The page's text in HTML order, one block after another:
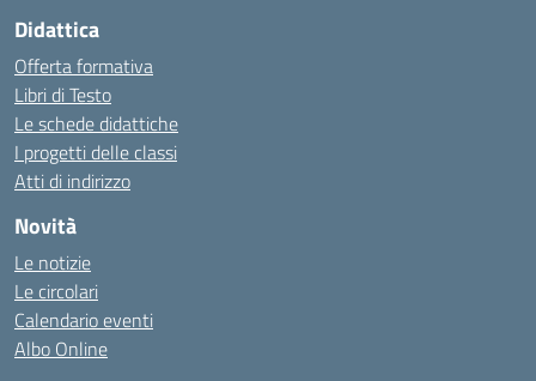
Didattica
Offerta formativa
Libri di Testo
Le schede didattiche
I progetti delle classi
Atti di indirizzo
Novità
Le notizie
Le circolari
Calendario eventi
Albo Online